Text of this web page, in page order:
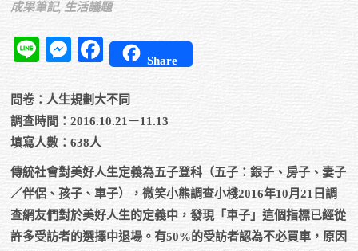
成果筆記, 生活議題
Line MessengerFacebook
Share
問卷：人生規劃大不同
調查時間：2016.10.21－11.13
填寫人數：638人
傳統社會對美好人生定義為五子登科（五子：銀子、房子、妻子
／伴侶、孩子、車子），微笑小熊調查小棧2016年10月21日調
查網友們對於美好人生的定義中，發現「車子」這個指標已經從
許多受訪者的選擇中退場。有50%的受訪者認為不必買車，原因